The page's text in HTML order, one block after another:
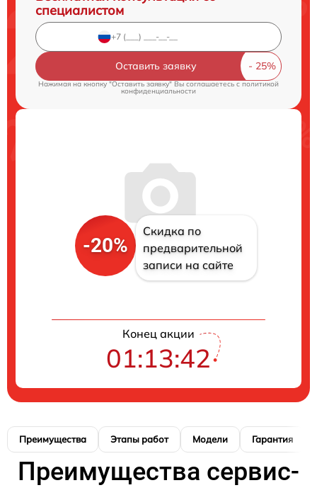
специалистом
Оставить заявку
Нажимая на кнопку "Оставить заявку" Вы соглашаетесь cполитикой
конфиденциальности
-20%
Скидка по
предварительной
записи на сайте
Конец акции
01:13:41
Преимущества Этапы работ Модели Гарантия
Преимущества сервис-